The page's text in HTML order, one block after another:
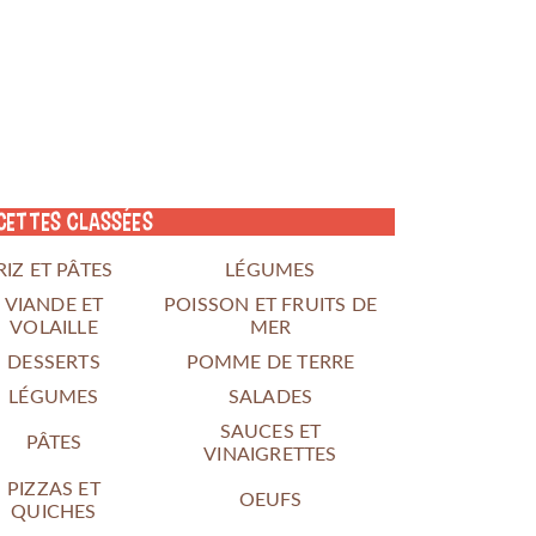
classées
ET PÂTES
LÉGUMES
VIANDE ET
VOLAILLE
POISSON ET FRUITS DE
MER
DESSERTS
POMME DE TERRE
LÉGUMES
SALADES
PÂTES
SAUCES ET
VINAIGRETTES
PIZZAS ET
QUICHES
OEUFS